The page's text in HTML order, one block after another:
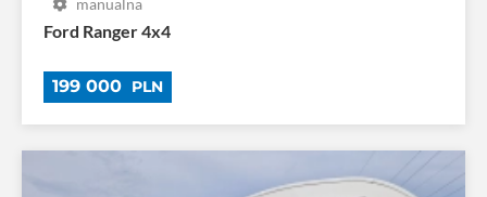
manualna
Ford Ranger 4x4
199 000 PLN